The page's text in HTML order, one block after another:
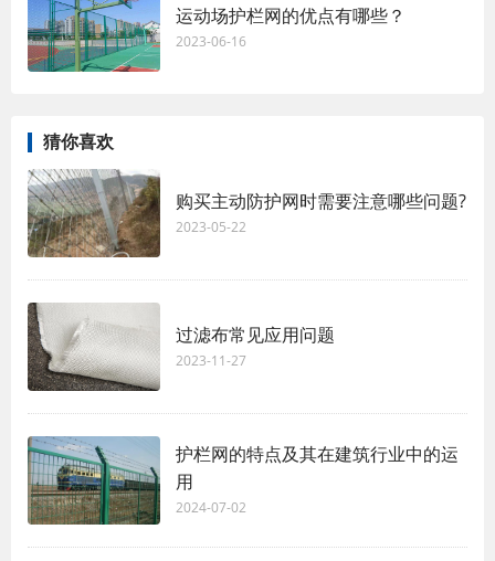
运动场护栏网的优点有哪些？
2023-06-16
猜你喜欢
购买主动防护网时需要注意哪些问题?
2023-05-22
过滤布常见应用问题
2023-11-27
护栏网的特点及其在建筑行业中的运
用
2024-07-02